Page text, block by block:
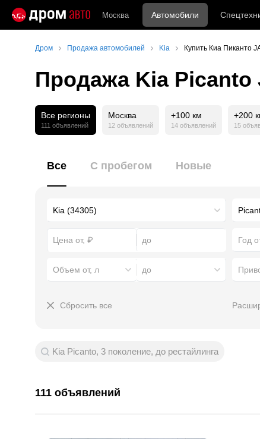
Москва Автомобили
Дром Продажа автомобилей Kia Купить Киа Пиканто
Продажа Kia Picanto
Все регионы
111 объявлений
Москва
12 объявлений
+100 км
14 объявлений
+200
15
Все С пробегом Новые
Год
Объем от, л до
Сбросить все
Kia Picanto, 3 поколение, до рестайлинга
111 объявлений